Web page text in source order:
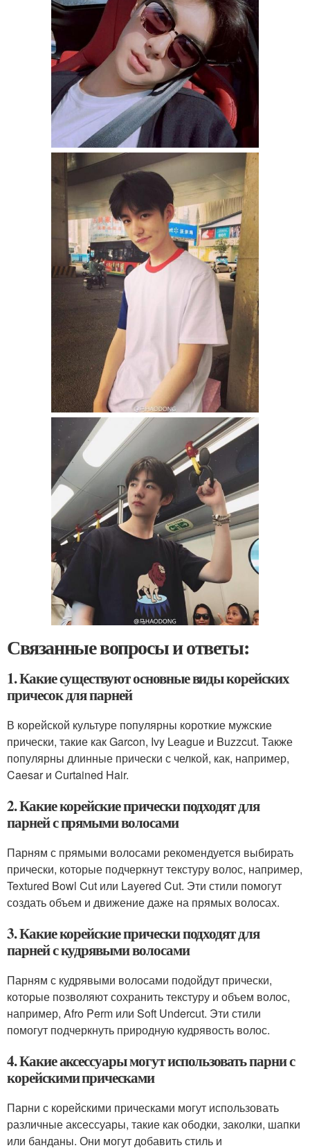
Связанные вопросы и ответы:
1. Какие существуют основные виды корейских
причесок для парней
В корейской культуре популярны короткие мужские
прически, такие как Garcon, Ivy League и Buzzcut. Также
популярны длинные прически с челкой, как, например,
Caesar и Curtained Hair.
2. Какие корейские прически подходят для
парней с прямыми волосами
Парням с прямыми волосами рекомендуется выбирать
прически, которые подчеркнут текстуру волос, например,
Textured Bowl Cut или Layered Cut. Эти стили помогут
создать объем и движение даже на прямых волосах.
3. Какие корейские прически подходят для
парней с кудрявыми волосами
Парням с кудрявыми волосами подойдут прически,
которые позволяют сохранить текстуру и объем волос,
например, Afro Perm или Soft Undercut. Эти стили
помогут подчеркнуть природную кудрявость волос.
4. Какие аксессуары могут использовать парни с
корейскими прическами
Парни с корейскими прическами могут использовать
различные аксессуары, такие как ободки, заколки, шапки
или банданы. Они могут добавить стиль и